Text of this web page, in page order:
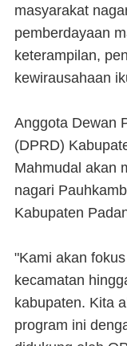
masyarakat
pemberdayaan
keterampilan,
kewirausahaan
Anggota Dewan
(DPRD)
Mahmudal akan
nagari
Kabupaten
"Kami akan
kecamatan
kabupaten. Kita
program ini